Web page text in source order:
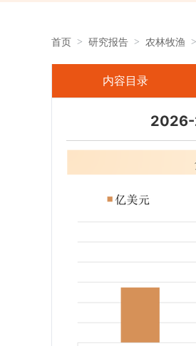
首页 研究报告 农林牧渔
内容目录
2026-